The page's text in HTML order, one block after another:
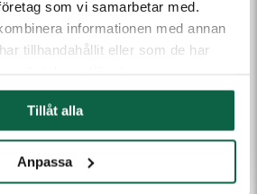
som vi samarbetar med.
informationen med annan
tillhandahållit eller som de har
Tillåt alla
Anpassa
75
Material
Ange dina uppgifter
kontaktar vi dig.